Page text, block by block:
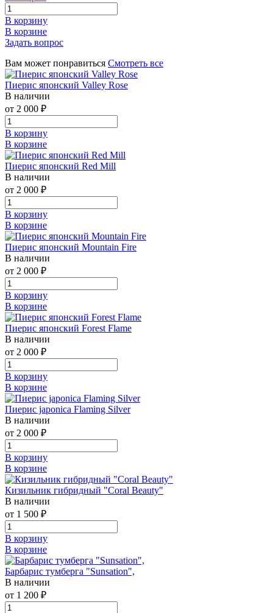
В корзину
В корзине
Задать вопрос
Вам может понравиться Смотреть все
Пиерис японский Valley Rose
В наличии
от 2 000 ₽
В корзину
В корзине
Пиерис японский Red Mill
В наличии
от 2 000 ₽
В корзину
В корзине
Пиерис японский Mountain Fire
В наличии
от 2 000 ₽
В корзину
В корзине
Пиерис японский Forest Flame
В наличии
от 2 000 ₽
В корзину
В корзине
Пиерис japonica Flaming Silver
В наличии
от 2 000 ₽
В корзину
В корзине
Кизильник гибридный "Coral Beauty"
В наличии
от 1 500 ₽
В корзину
В корзине
Барбарис тумберга "Sunsation",
В наличии
от 1 200 ₽